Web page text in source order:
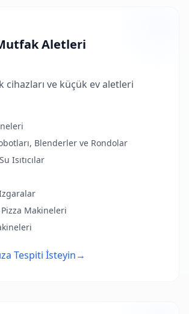
Aletleri
cihazları ve küçük ev aletleri
Blenderler ve Rondolar
Isıtıcılar
Makineleri
Tespiti İsteyin→